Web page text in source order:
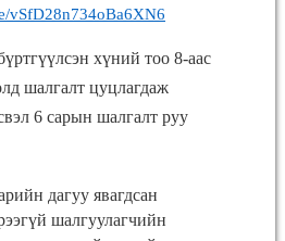
vSfD28n734oBa6XN6
хүний тоо 8-аас
шалгалт цуцлагдаж
6 сарын шалгалт руу
дагуу явагдсан
шалгуулагчийн